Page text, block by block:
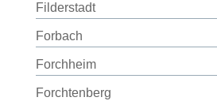
Filderstadt
Forbach
Forchheim
Forchtenberg